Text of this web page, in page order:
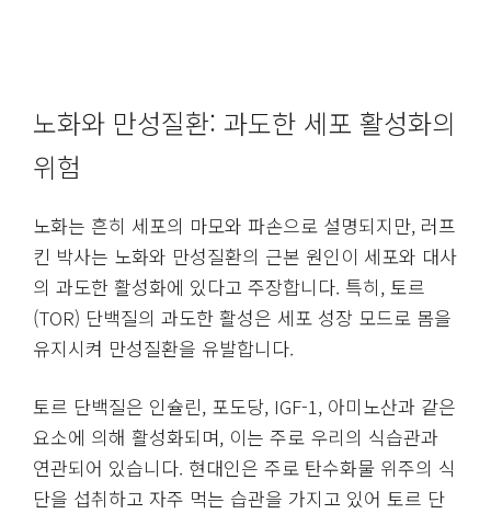
노화와 만성질환: 과도한 세포 활성화의
위험
노화는 흔히 세포의 마모와 파손으로 설명되지만, 러프
킨 박사는 노화와 만성질환의 근본 원인이 세포와 대사
의 과도한 활성화에 있다고 주장합니다. 특히, 토르
(TOR) 단백질의 과도한 활성은 세포 성장 모드로 몸을
유지시켜 만성질환을 유발합니다.
토르 단백질은 인슐린, 포도당, IGF-1, 아미노산과 같은
요소에 의해 활성화되며, 이는 주로 우리의 식습관과
연관되어 있습니다. 현대인은 주로 탄수화물 위주의 식
단을 섭취하고 자주 먹는 습관을 가지고 있어 토르 단